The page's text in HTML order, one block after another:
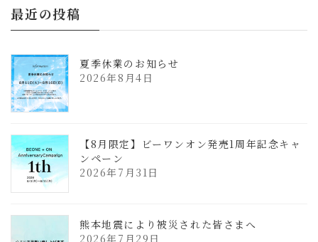
最近の投稿
夏季休業のお知らせ
2026年8月4日
【8月限定】ビーワンオン発売1周年記念キャ
ンペーン
2026年7月31日
熊本地震により被災された皆さまへ
2026年7月29日